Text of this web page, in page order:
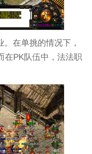
在单挑的情况下，
在PK队伍中，法法职